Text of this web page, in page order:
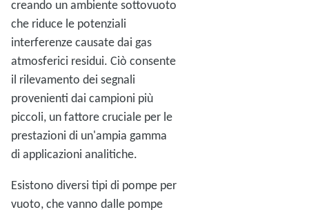
creando un ambiente sottovuoto
che riduce le potenziali
interferenze causate dai gas
atmosferici residui. Ciò consente
il rilevamento dei segnali
provenienti dai campioni più
piccoli, un fattore cruciale per le
prestazioni di un'ampia gamma
di applicazioni analitiche.
Esistono diversi tipi di pompe per
vuoto, che vanno dalle pompe